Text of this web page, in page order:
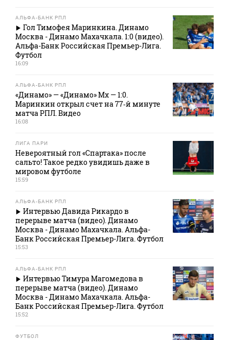
АЛЬФА-БАНК РПЛ
Гол Тимофея Маринкина. Динамо
Москва - Динамо Махачкала. 1:0 (видео).
Альфа-Банк Российская Премьер-Лига.
Футбол
16:09
АЛЬФА-БАНК РПЛ
«Динамо» — «Динамо» Мх — 1:0.
Маринкин открыл счет на 77‑й минуте
матча РПЛ. Видео
16:08
ЛИГА ПАРИ
Невероятный гол «Спартака» после
сальто! Такое редко увидишь даже в
мировом футболе
15:59
АЛЬФА-БАНК РПЛ
Интервью Давида Рикардо в
перерыве матча (видео). Динамо
Москва - Динамо Махачкала. Альфа-
Банк Российская Премьер-Лига. Футбол
15:53
АЛЬФА-БАНК РПЛ
Интервью Тимура Магомедова в
перерыве матча (видео). Динамо
Москва - Динамо Махачкала. Альфа-
Банк Российская Премьер-Лига. Футбол
15:52
ФУТБОЛ